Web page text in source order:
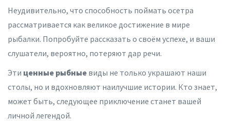
Неудивительно, что способность поймать осетра
рассматривается как великое достижение в мире
рыбалки. Попробуйте рассказать о своём успехе, и ваши
слушатели, вероятно, потеряют дар речи.
Эти ценные рыбные виды не только украшают наши
столы, но и вдохновляют наилучшие истории. Кто знает,
может быть, следующее приключение станет вашей
личной легендой.